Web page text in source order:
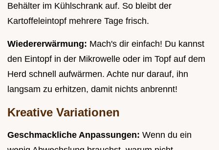
Behälter im Kühlschrank auf. So bleibt der
Kartoffeleintopf mehrere Tage frisch.
Wiedererwärmung: Mach's dir einfach! Du kannst
den Eintopf in der Mikrowelle oder im Topf auf dem
Herd schnell aufwärmen. Achte nur darauf, ihn
langsam zu erhitzen, damit nichts anbrennt!
Kreative Variationen
Geschmackliche Anpassungen: Wenn du ein